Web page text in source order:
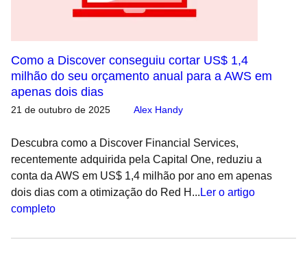
Como a Discover conseguiu cortar US$ 1,4
milhão do seu orçamento anual para a AWS em
apenas dois dias
21 de outubro de 2025 Alex Handy
Descubra como a Discover Financial Services,
recentemente adquirida pela Capital One, reduziu a
conta da AWS em US$ 1,4 milhão por ano em apenas
dois dias com a otimização do Red H... Ler o artigo
completo